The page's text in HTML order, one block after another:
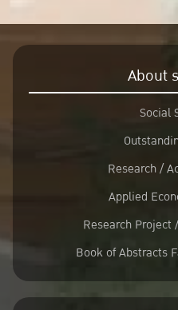
About
Social
Research /
Applied
Research Project
Book of Abstracts